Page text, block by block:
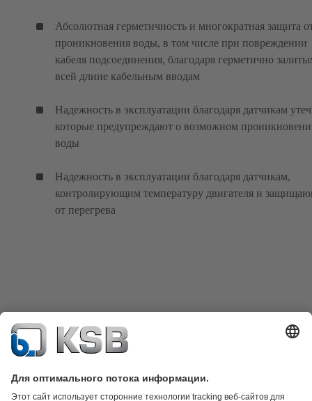
Абсолютная герметичность и многократная защита
проникновения воды, в том числе при повреждении
кабеля подсоединения, благодаря герметично
всей длине кабельным вводам
Надежность в эксплуатации благодаря датчикам
которые предупреждают о возможном
воды
Надежность в эксплуатации благодаря датчикам,
контролирующим температуру двигателя и
от перегрева